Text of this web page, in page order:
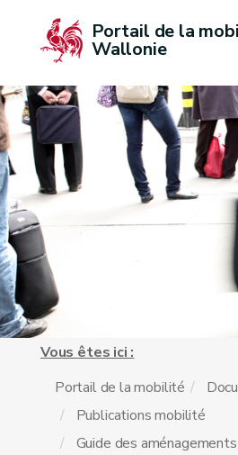
Portail de la
Wallonie
Vous êtes ici :
Portail de la mobilité
Publications mobilité
Guide des